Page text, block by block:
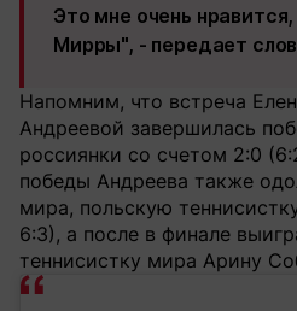
Это мне очень
Мирры", - передает
Напомним, что встреча
Андреевой завершилась
россиянки со счетом 2:0
победы Андреева также
мира, польскую
6:3), а после в финале
теннисистку мира Арину